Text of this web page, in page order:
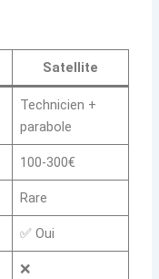
Satellite
Technicien +
parabole
100-300€
Rare
✅ Oui
❌